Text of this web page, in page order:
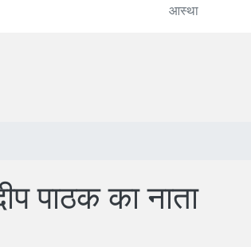
आस्था
पाठक का नाता